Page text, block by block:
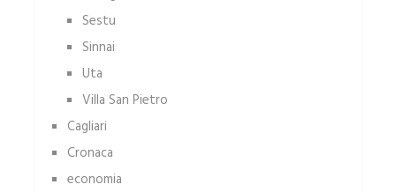
Sestu
Sinnai
Uta
Villa San Pietro
Cagliari
Cronaca
economia